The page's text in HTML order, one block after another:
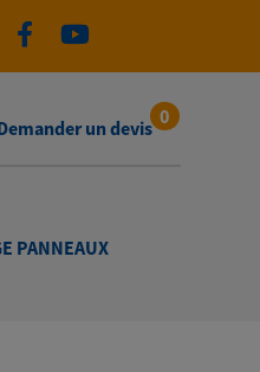
un devis 0
PANNEAUX